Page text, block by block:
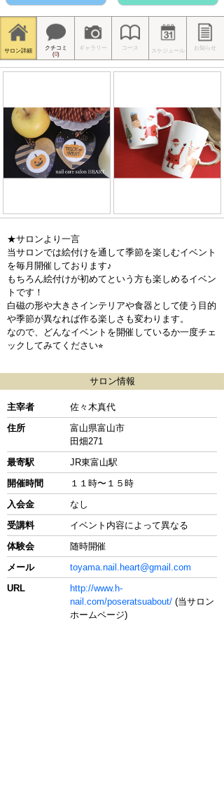
サロン詳細
クチコミ
(0)
ギャラリー コース スケジュール お知らせ
★サロンより一言
当サロンでは絵付けを通して季節を楽しむイベント
を毎月開催しております♪
もちろん絵付けが初めてという方も楽しめるイベン
トです！
白磁の形や大きさインテリアや食器として使う目的
や季節が異なれば作る楽しさも変わります。
なので、どんなイベントを開催しているか一度チェ
ックしてみてください⭐︎
サロン情報
主宰者
佐々木真代
住所
富山県富山市
田畑271
最寄駅
JR東富山駅
開催時間
１１時〜１５時
入会金
なし
受講料
イベント内容によって異なる
体験会
随時開催
メール
toyama.nail.heart@gmail.com
URL
http://www.h-
nail.com/poseratsuabout/ (当サロン
ホームページ)